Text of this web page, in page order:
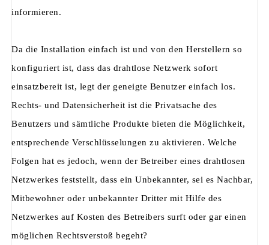
informieren.
Da die Installation einfach ist und von den Herstellern so
konfiguriert ist, dass das drahtlose Netzwerk sofort
einsatzbereit ist, legt der geneigte Benutzer einfach los.
Rechts- und Datensicherheit ist die Privatsache des
Benutzers und sämtliche Produkte bieten die Möglichkeit,
entsprechende Verschlüsselungen zu aktivieren. Welche
Folgen hat es jedoch, wenn der Betreiber eines drahtlosen
Netzwerkes feststellt, dass ein Unbekannter, sei es Nachbar,
Mitbewohner oder unbekannter Dritter mit Hilfe des
Netzwerkes auf Kosten des Betreibers surft oder gar einen
möglichen Rechtsverstoß begeht?